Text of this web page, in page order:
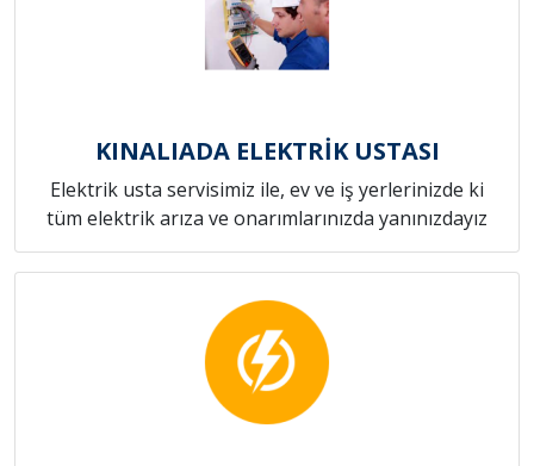
KINALIADA ELEKTRİK USTASI
Elektrik usta servisimiz ile, ev ve iş yerlerinizde ki
tüm elektrik arıza ve onarımlarınızda yanınızdayız